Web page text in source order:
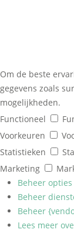
Om de beste
gegevens zoals
mogelijkheden.
Functioneel
Voorkeuren
Statistieken
Marketing
Beheer opties
Beheer
Beheer
Lees meer